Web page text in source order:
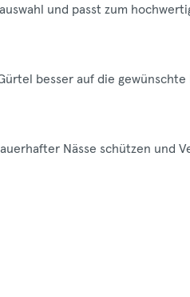
und passt zum
besser auf die gewünschte
Nässe schützen und